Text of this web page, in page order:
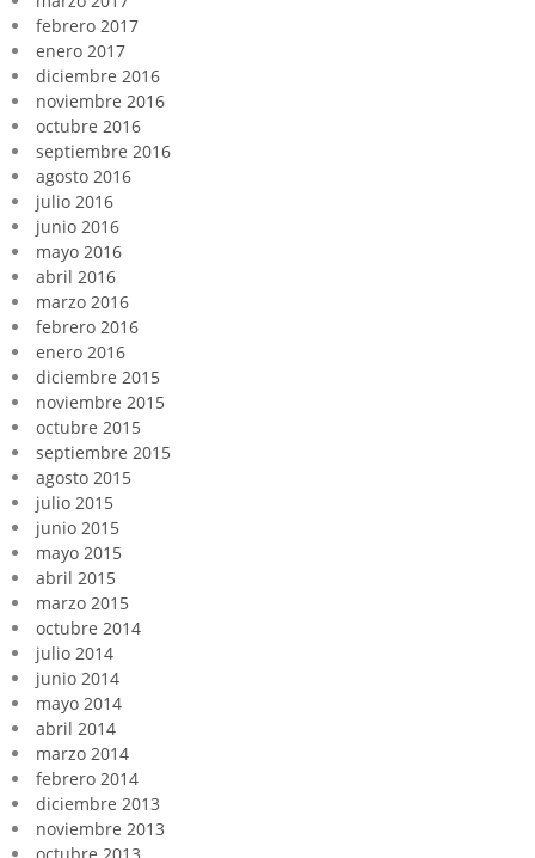
febrero 2017
enero 2017
diciembre 2016
noviembre 2016
octubre 2016
septiembre 2016
agosto 2016
julio 2016
junio 2016
mayo 2016
abril 2016
marzo 2016
febrero 2016
enero 2016
diciembre 2015
noviembre 2015
octubre 2015
septiembre 2015
agosto 2015
julio 2015
junio 2015
mayo 2015
abril 2015
marzo 2015
octubre 2014
julio 2014
junio 2014
mayo 2014
abril 2014
marzo 2014
febrero 2014
diciembre 2013
noviembre 2013